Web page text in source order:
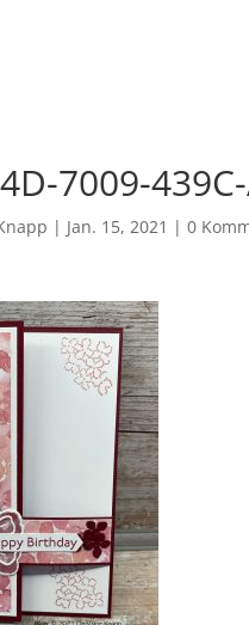
7009-
| Jan. 15, 2021 |0